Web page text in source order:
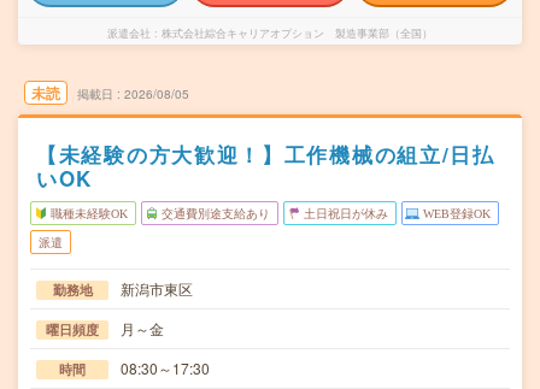
派遣会社 株式会社綜合キャリアオプション 製造事業部（全国）
未読 掲載日 2026/08/05
【未経験の方大歓迎！】工作機械の組立/日払
いOK
職種未経験OK 交通費別途支給あり 土日祝日が休み WEB登録OK
派遣
勤務地 新潟市東区
曜日頻度 月～金
時間 08:30～17:30